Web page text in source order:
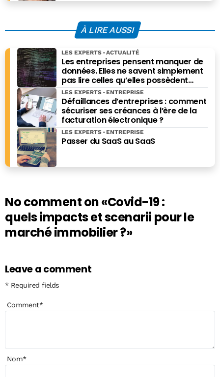
À LIRE AUSSI
Les entreprises pensent manquer de
données. Elles ne savent simplement
pas lire celles qu’elles possèdent
déjà.
LES EXPERTS ACTUALITÉ
Défaillances d’entreprises : comment
sécuriser ses créances à l’ère de la
facturation électronique ?
LES EXPERTS ENTREPRISE
Passer du SaaS au SaaS
LES EXPERTS ENTREPRISE
No comment on«Covid-19 :
quels impacts et scenarii pour le
marché immobilier ?»
Leave a comment
* Required fields
Comment*
Nom*